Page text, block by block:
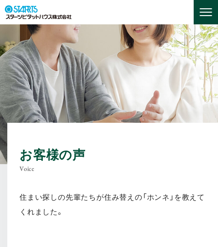
お客様の声
Voice
住まい探しの先輩たちが住み替えの「ホンネ」を教えて
くれました。